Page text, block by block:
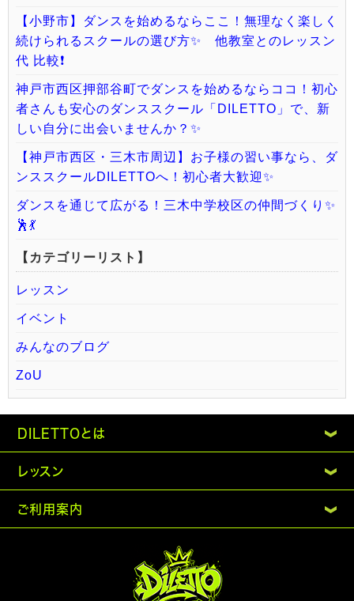
【小野市】ダンスを始めるならここ！無理なく楽しく
続けられるスクールの選び方✨ 他教室とのレッスン
代 比較❗️
神戸市西区押部谷町でダンスを始めるならココ！初心
者さんも安心のダンススクール「DILETTO」で、新
しい自分に出会いませんか？✨
【神戸市西区・三木市周辺】お子様の習い事なら、ダ
ンススクールDILETTOへ！初心者大歓迎✨
ダンスを通じて広がる！三木中学校区の仲間づくり✨
🕺💃
【カテゴリーリスト】
レッスン
イベント
みんなのブログ
ZoU
DILETTOとは
レッスン
ご利用案内